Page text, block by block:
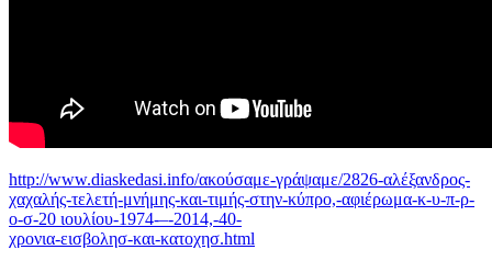
http://www.diaskedasi.info/ακούσαμε-γράψαμε/2826-αλέξανδρος-
χαχαλής-τελετή-μνήμης-και-τιμής-στην-κύπρο,-αφιέρωμα-κ-υ-π-ρ-
ο-σ-20 ιουλίου-1974-–-2014,-40-
χρονια-εισβολησ-και-κατοχησ.html